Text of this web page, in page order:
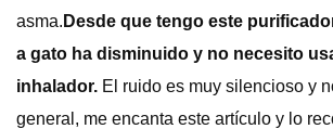
asma. Desde que tengo este
a gato ha disminuido y no necesito
inhalador. El ruido es muy silencioso y
general, me encanta este artículo y lo